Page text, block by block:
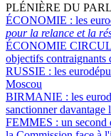
PLÉNIÈRE DU
ÉCONOMIE : les
pour la relance et la
ÉCONOMIE
objectifs contraignants
RUSSIE : les
Moscou
BIRMANIE : les
sanctionner davantage
FEMMES : un second